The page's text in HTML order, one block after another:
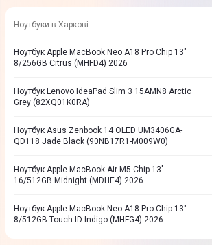
Ноутбуки в Харкові
Ноутбук Apple MacBook Neo A18 Pro Chip 13"
8/256GB Citrus (MHFD4) 2026
Ноутбук Lenovo IdeaPad Slim 3 15AMN8 Arctic
Grey (82XQ01K0RA)
Ноутбук Asus Zenbook 14 OLED UM3406GA-
QD118 Jade Black (90NB17R1-M009W0)
Ноутбук Apple MacBook Air M5 Chip 13"
16/512GB Midnight (MDHE4) 2026
Ноутбук Apple MacBook Neo A18 Pro Chip 13"
8/512GB Touch ID Indigo (MHFG4) 2026